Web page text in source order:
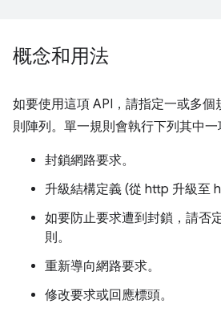
概念和用法
如要使用這項 API，請指定一或多個
則陣列。單一規則會執行下列其中一
封鎖網路要求。
升級結構定義 (從 http 升級至
如要防止要求遭到封鎖，請否
則。
重新導向網路要求。
修改要求或回應標頭。